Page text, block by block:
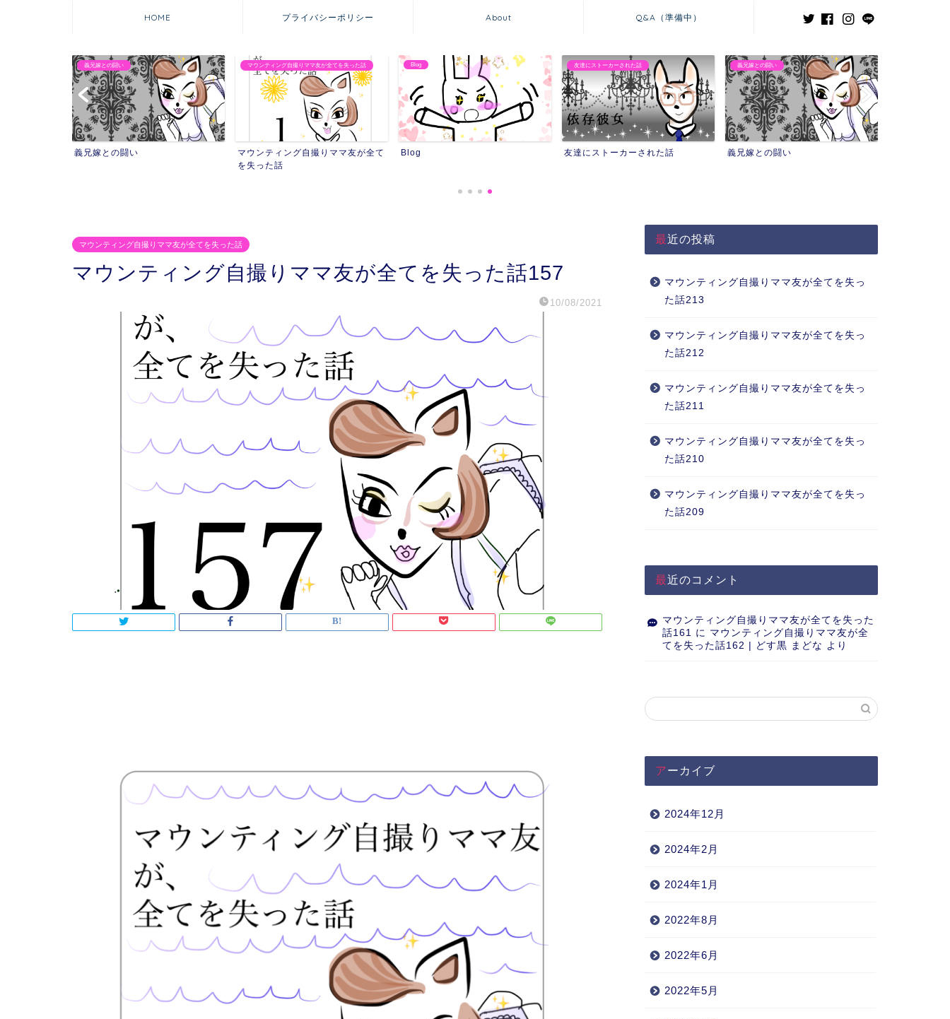
HOME プライバシーポリシー About Q&A（準備中）
義兄嫁との闘い
義兄嫁との闘い
マウンティング自撮りママ友が全てを失った話
マウンティング自撮りママ友が全て
を失った話
Blog
Blog
友達にストーカーされた話
友達にストーカーされた話
義兄嫁との闘い
義兄嫁との闘い
マウンティング自撮りママ友が全てを失った話
マウンティング自撮りママ友が全てを失った話157
10/08/2021
最近の投稿
マウンティング自撮りママ友が全てを失っ
た話213
マウンティング自撮りママ友が全てを失っ
た話212
マウンティング自撮りママ友が全てを失っ
た話211
マウンティング自撮りママ友が全てを失っ
た話210
マウンティング自撮りママ友が全てを失っ
た話209
最近のコメント
マウンティング自撮りママ友が全てを失った
話161 に マウンティング自撮りママ友が全
てを失った話162 | どす黒 まどな より
アーカイブ
2024年12月
2024年2月
2024年1月
2022年8月
2022年6月
2022年5月